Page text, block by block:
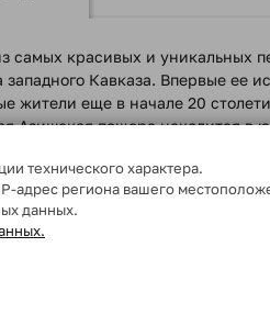
самых красивых и уникальных
западного Кавказа. Впервые ее
жители еще в начале 20
Азишская пещера находится в
хребта Азиш-Тау на высоте
Адыгеи с Краснодарским
и длина чуть более 600
подземный ручей Лозовушка и
извилистых натеков.
свои названия,
Пальма желаний, Старцы,
технического характера.
адрес региона вашего
данных.